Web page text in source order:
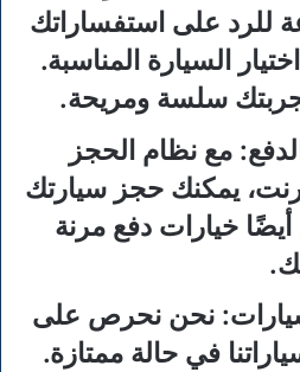
للرد على استفساراتك
السيارة المناسبة.
سلسة ومريحة.
: مع نظام الحجز
يمكنك حجز سيارتك
خيارات دفع مرنة
: نحن نحرص على
في حالة ممتازة.